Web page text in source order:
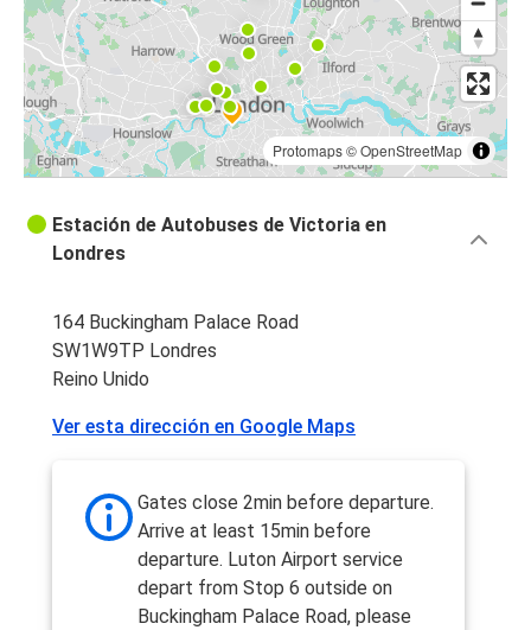
Protomaps©OpenStreetMap
Estación de Autobuses de Victoria en
Londres
164 Buckingham Palace Road
SW1W9TP Londres
Reino Unido
Ver esta dirección en Google Maps
Gates close 2min before departure.
Arrive at least 15min before
departure. Luton Airport service
depart from Stop 6 outside on
Buckingham Palace Road, please